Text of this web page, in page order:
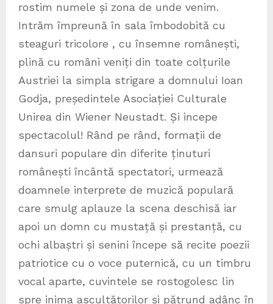
rostim numele și zona de unde venim.
Intrăm împreună în sala îmbodobită cu
steaguri tricolore , cu însemne românești,
plină cu români veniți din toate colțurile
Austriei la simpla strigare a domnului Ioan
Godja, președintele Asociației Culturale
Unirea din Wiener Neustadt. Și incepe
spectacolul! Rând pe rând, formații de
dansuri populare din diferite ținuturi
românești încântă spectatori, urmează
doamnele interprete de muzică populară
care smulg aplauze la scena deschisă iar
apoi un domn cu mustață și prestanță, cu
ochi albaștri și senini începe să recite poezii
patriotice cu o voce puternică, cu un timbru
vocal aparte, cuvintele se rostogolesc lin
spre inima ascultătorilor și pătrund adânc în